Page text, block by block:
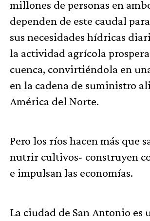
millones de personas en
dependen de este caudal
sus necesidades hídricas
la actividad agrícola
cuenca, convirtiéndola en
en la cadena de suministro
América del Norte.
Pero los ríos hacen más que
nutrir cultivos- construyen
e impulsan las economías.
La ciudad de San Antonio es